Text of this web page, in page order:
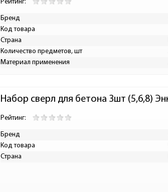
Рейтинг:
Бренд
Код товара
Страна
Количество предметов, шт
Материал применения
Набор сверл для бетона 3шт (5,6,8)
Рейтинг:
Бренд
Код товара
Страна